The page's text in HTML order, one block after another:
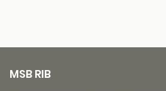
MSB RIB